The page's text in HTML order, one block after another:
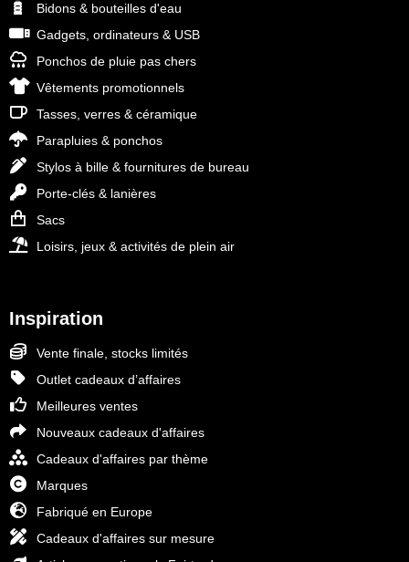
Bidons & bouteilles d'eau
Gadgets, ordinateurs & USB
Ponchos de pluie pas chers
Vêtements promotionnels
Tasses, verres & céramique
Parapluies & ponchos
Stylos à bille & fournitures de bureau
Porte-clés & lanières
Sacs
Loisirs, jeux & activités de plein air
Inspiration
Vente finale, stocks limités
Outlet cadeaux d’affaires
Meilleures ventes
Nouveaux cadeaux d'affaires
Cadeaux d'affaires par thème
Marques
Fabriqué en Europe
Cadeaux d'affaires sur mesure